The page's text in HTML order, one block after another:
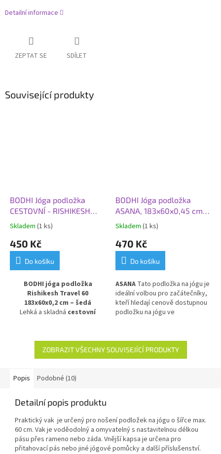
Detailní informace
ZEPTAT SE SDÍLET
Související produkty
BODHI Jóga podložka
CESTOVNÍ - RISHIKESH
TRAVEL 60, 183x60x0,2
cm, šedá
Skladem (1 ks)
450 Kč
Do košíku
BODHI jóga podložka
Rishikesh Travel 60
183x60x0,2 cm – šedá
Lehká a skladná cestovní
Travel 60je nejtenčí a nejlehčí
verzí řady Rishikesh Premium –
s tloušťkou pouhé2 mm
praktickým rozměrům ji lze
cestování, dovolenou i
každodenní praxi mimo domov.
BODHI Jóga podložka
ASANA, 183x60x0,45 cm,
lesní zelená
Skladem (1 ks)
470 Kč
Do košíku
ASANA Tato podložka na jógu je
ideální volbou pro začátečníky,
kteří hledají cenově dostupnou
podložku na jógu ve
protiskluzová, vhodná pro
prakticky všechny styly cvičení
a pro každodenní použití.
ZOBRAZIT VŠECHNY SOUVISEJÍCÍ PRODUKTY
Popis Podobné (10)
Detailní popis produktu
Praktický vak je určený pro nošení podložek na jógu o šířce max.
60 cm. Vak je voděodolný a omyvatelný s nastavitelnou délkou
pásu přes rameno nebo záda. Vnější kapsa je určena pro
přitahovací pás nebo jiné jógové pomůcky a další příslušenství.